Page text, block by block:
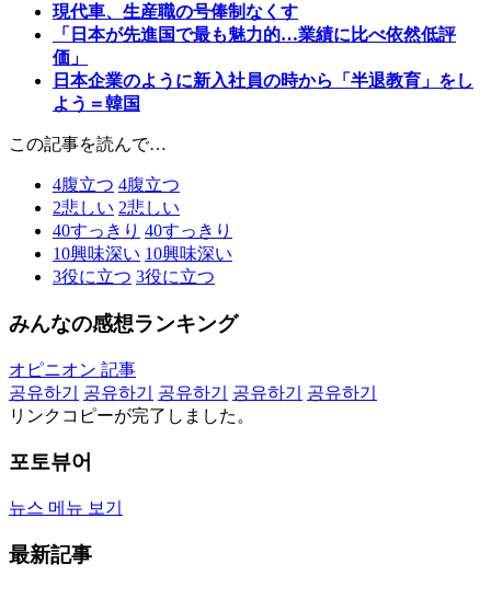
現代車、生産職の号俸制なくす
「日本が先進国で最も魅力的…業績に比べ依然低評
価」
日本企業のように新入社員の時から「半退教育」をし
よう＝韓国
この記事を読んで…
4腹立つ 4腹立つ
2悲しい 2悲しい
40すっきり 40すっきり
10興味深い 10興味深い
3役に立つ 3役に立つ
みんなの感想ランキング
オピニオン 記事
공유하기
공유하기 공유하기 공유하기
공유하기
リンクコピーが完了しました。
포토뷰어
뉴스 메뉴 보기
最新記事